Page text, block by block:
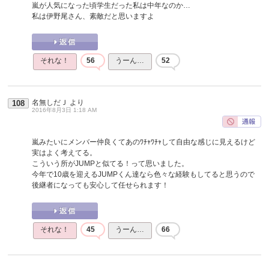
嵐が人気になった頃学生だった私は中年なのか…
私は伊野尾さん、素敵だと思いますよ
それな！ 56 うーん… 52
108 名無しだＪ より
2016年8月3日 1:18 AM
嵐みたいにメンバー仲良くてあのﾜﾁｬﾜﾁｬして自由な感じに見えるけど
実はよく考えてる。
こういう所がJUMPと似てる！って思いました。
今年で10歳を迎えるJUMPくん達なら色々な経験もしてると思うので
後継者になっても安心して任せられます！
それな！ 45 うーん… 66